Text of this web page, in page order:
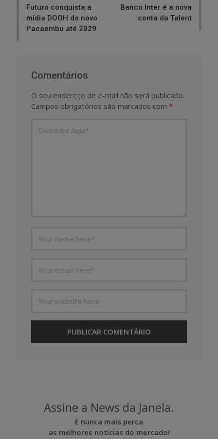
Futuro conquista a
mídia DOOH do novo
Pacaembu até 2029
Banco Inter é a nova
conta da Talent
Comentários
O seu endereço de e-mail não será publicado.
Campos obrigatórios são marcados com *
Assine a News da Janela.
E nunca mais perca
as melhores notícias do mercado!